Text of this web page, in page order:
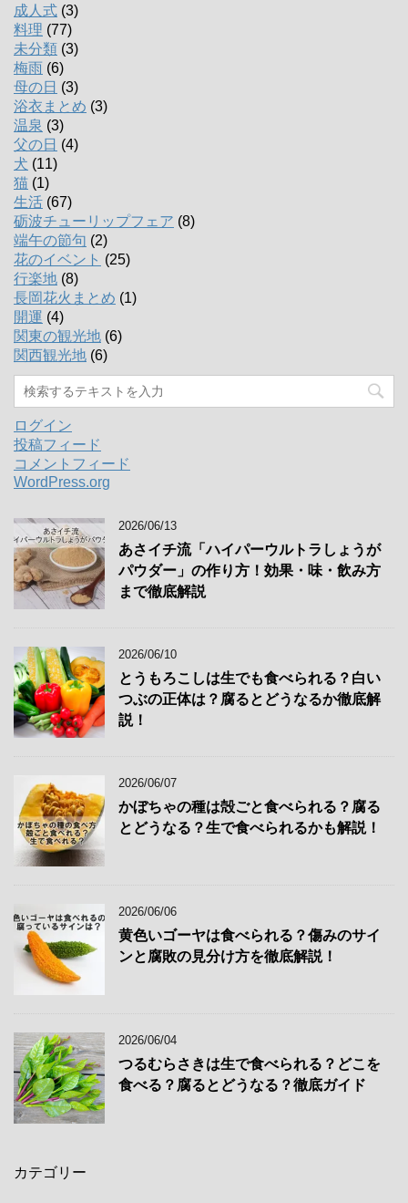
成人式 (3)
料理 (77)
未分類 (3)
梅雨 (6)
母の日 (3)
浴衣まとめ (3)
温泉 (3)
父の日 (4)
犬 (11)
猫 (1)
生活 (67)
砺波チューリップフェア (8)
端午の節句 (2)
花のイベント (25)
行楽地 (8)
長岡花火まとめ (1)
開運 (4)
関東の観光地 (6)
関西観光地 (6)
ログイン
投稿フィード
コメントフィード
WordPress.org
2026/06/13
あさイチ流「ハイパーウルトラしょうが
パウダー」の作り方！効果・味・飲み方
まで徹底解説
2026/06/10
とうもろこしは生でも食べられる？白い
つぶの正体は？腐るとどうなるか徹底解
説！
2026/06/07
かぼちゃの種は殻ごと食べられる？腐る
とどうなる？生で食べられるかも解説！
2026/06/06
黄色いゴーヤは食べられる？傷みのサイ
ンと腐敗の見分け方を徹底解説！
2026/06/04
つるむらさきは生で食べられる？どこを
食べる？腐るとどうなる？徹底ガイド
カテゴリー